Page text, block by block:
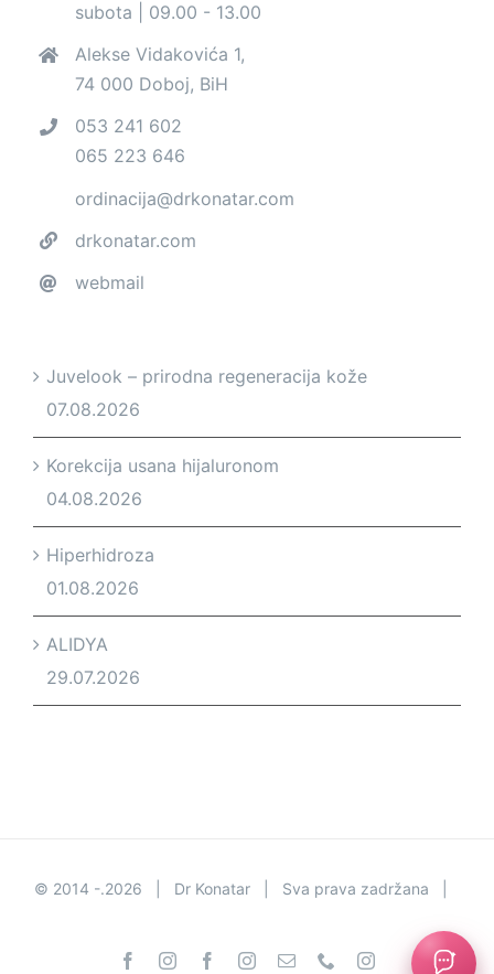
subota | 09.00 - 13.00
Alekse Vidakovića 1,
74 000 Doboj, BiH
053 241 602
065 223 646
ordinacija@drkonatar.com
drkonatar.com
webmail
Juvelook – prirodna regeneracija kože
07.08.2026
Korekcija usana hijaluronom
04.08.2026
Hiperhidroza
01.08.2026
ALIDYA
29.07.2026
© 2014 -.2026 | Dr Konatar | Sva prava zadržana |
FacebookInstagramFacebookInstagram
Email PhoneInstagram